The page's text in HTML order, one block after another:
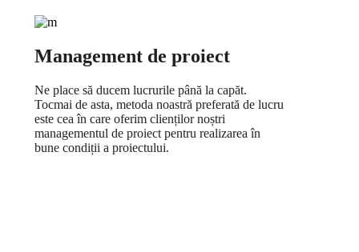
Management de proiect
Ne place să ducem lucrurile până la capăt.
Tocmai de asta, metoda noastră preferată de lucru
este cea în care oferim clienților noștri
managementul de proiect pentru realizarea în
bune condiții a proiectului.